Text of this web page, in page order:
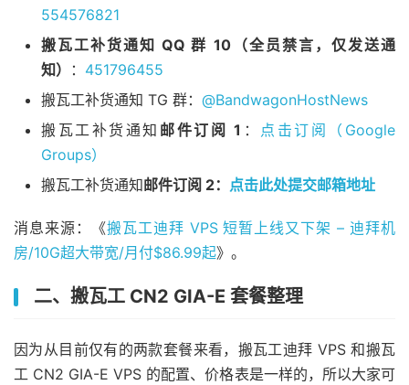
554576821
搬瓦工补货通知 QQ 群 10（全员禁言，仅发送通
知）
： 451796455
搬瓦工补货通知 TG 群： @BandwagonHostNews
搬瓦工补货通知 邮件订阅 1 ： 点击订阅（Google
Groups）
搬瓦工补货通知邮件订阅 2： 点击此处提交邮箱地址
消息来源：《搬瓦工迪拜 VPS 短暂上线又下架 – 迪拜机
房/10G超大带宽/月付$86.99起》。
二、搬瓦工 CN2 GIA-E 套餐整理
因为从目前仅有的两款套餐来看，搬瓦工迪拜 VPS 和搬瓦
工 CN2 GIA-E VPS 的配置、价格表是一样的，所以大家可